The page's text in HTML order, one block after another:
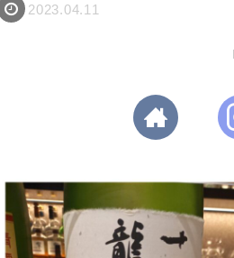
2023.04.11